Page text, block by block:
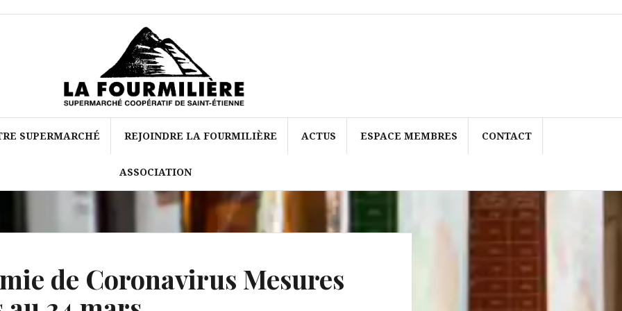
SUPERMARCHÉ REJOINDRE LA FOURMILIÈRE ACTUS ESPACE MEMBRES CONTACT
ASSOCIATION
de Coronavirus Mesures